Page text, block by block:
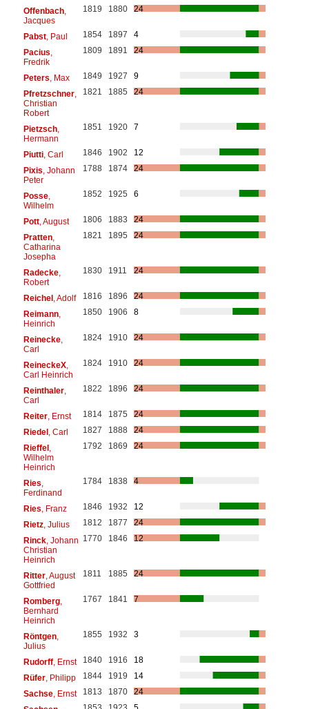
Offenbach,
Jacques
1819 1880 24
Pabst, Paul 1854 1897
4
Pacius
Fredrik
1809 1891 24
Peters , Max 1849 1927
9
Pfretzschner,
Christian
Robert
1821 1885 24
Pietzsch,
Hermann
1851 1920 7
Piutti, Carl 1846 1902
12
Pixis , Johann
Peter
1788 1874 24
Posse,
Wilhelm
1852 1925 6
Pott, August 1806 1883
24
Pratten,
Catharina
Josepha
1821 1895 24
Radecke,
Robert
1830 1911 24
Reichel, Adolf 1816 1896
24
Reimann,
Heinrich
1850 1906 8
Reinecke,
Carl
1824 1910 24
ReineckeX,
Carl Heinrich
1824 1910 24
Reinthaler,
Carl
1822 1896 24
Reiter, Ernst 1814 1875
24
Riedel, Carl 1827 1888
24
Rieffel,
Wilhelm
Heinrich
1792 1869 24
Ries
Ferdinand
1784 1838 4
Ries , Franz 1846 1932
12
Rietz, Julius 1812 1877
24
Rinck, Johann
Christian
Heinrich
1770 1846 12
Ritter, August
Gottfried
1811 1885 24
Romberg,
Bernhard
Heinrich
1767 1841 7
Röntgen,
Julius
1855 1932 3
Rudorff, Ernst 1840 1916
18
Rüfer, Philipp 1844 1919
14
Sachse, Ernst 1813 1870
24